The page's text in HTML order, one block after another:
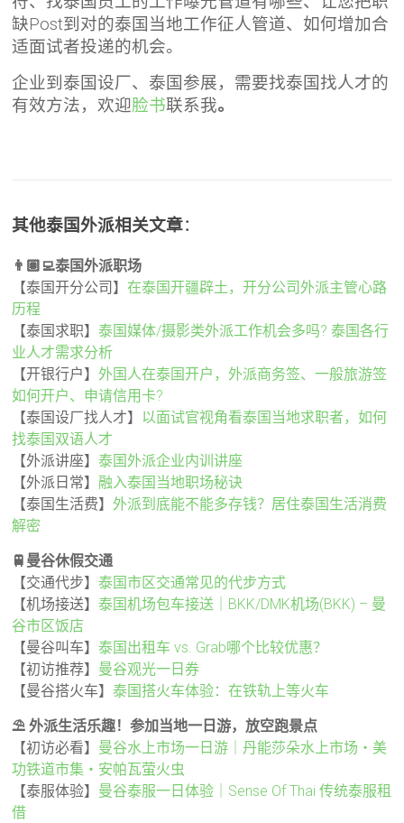
缺Post到对的泰国当地工作征人管道、如何增加合
适面试者投递的机会。
企业到泰国设厂、泰国参展，需要找泰国找人才的
有效方法，欢迎脸书联系我。
其他泰国外派相关文章：
👨🏽‍💻泰国外派职场
【泰国开分公司】在泰国开疆辟土，开分公司外派主管心路
历程
【泰国求职】泰国媒体/摄影类外派工作机会多吗? 泰国各行
业人才需求分析
【开银行户】外国人在泰国开户，外派商务签、一般旅游签
如何开户、申请信用卡?
【泰国设厂找人才】 以面试官视角看泰国当地求职者，如何
找泰国双语人才
【外派讲座】泰国外派企业内训讲座
【外派日常】 融入泰国当地职场秘诀
【泰国生活费】外派到底能不能多存钱？居住泰国生活消费
解密
🚆曼谷休假交通
【交通代步】泰国市区交通常见的代步方式
【机场接送】泰国机场包车接送｜BKK/DMK机场(BKK) – 曼
谷市区饭店
【曼谷叫车】泰国出租车 vs. Grab哪个比较优惠？
【初访推荐】 曼谷观光一日券
【曼谷搭火车】泰国搭火车体验：在铁轨上等火车
⛱️ 外派生活乐趣！参加当地一日游，放空跑景点
【初访必看】 曼谷水上市场一日游｜丹能莎朵水上市场・美
功铁道市集・安帕瓦萤火虫
【泰服体验】 曼谷泰服一日体验｜Sense Of Thai 传统泰服租
借